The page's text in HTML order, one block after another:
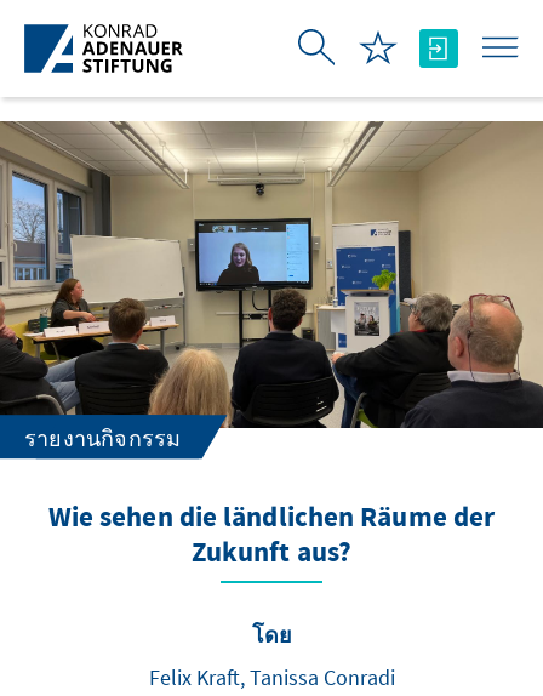
Skip to Main Content
รายงานกิจกรรม
Wie sehen die ländlichen Räume der
Zukunft aus?
โดย
Felix Kraft, Tanissa Conradi